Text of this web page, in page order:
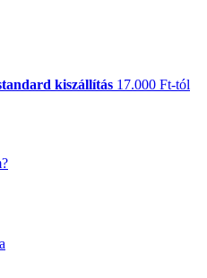
kiszállítás 17.000 Ft-tól